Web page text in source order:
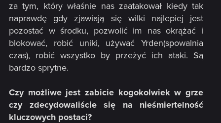
za tym, który właśnie nas zaatakował kiedy tak
naprawdę gdy zjawiają się wilki najlepiej jest
pozostać w środku, pozwolić im nas okrążać i
blokować, robić uniki, używać Yrden(spowalnia
czas), robić wszystko by przeżyć ich ataki. Są
bardzo sprytne.
Czy możliwe jest zabicie kogokolwiek w grze
czy zdecydowaliście się na nieśmiertelność
kluczowych postaci?